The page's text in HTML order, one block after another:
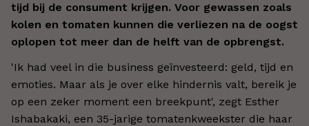
tijd bij de consument krijgen. Voor gewassen zoals
kolen en tomaten kunnen die verliezen na de oogst
oplopen tot meer dan de helft van de opbrengst.
'Ik had veel in die business geïnvesteerd: geld, tijd en
emoties. Maar als je over elke hindernis valt, bereik je
op een zeker moment een breekpunt', zegt Esther
Ishabakaki, een 35-jarige tomatenkweekster die haar